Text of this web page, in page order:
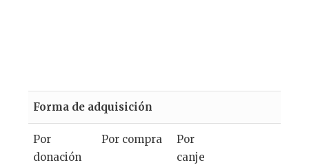
Forma de adquisición
Por
donación
Por compra
Por
canje